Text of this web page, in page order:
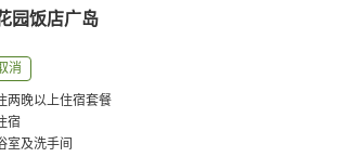
园饭店广岛
消
两晚以上住宿套餐
宿
室及洗手间